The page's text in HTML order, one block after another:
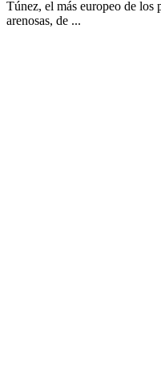
Túnez, el más europeo de los
arenosas, de ...